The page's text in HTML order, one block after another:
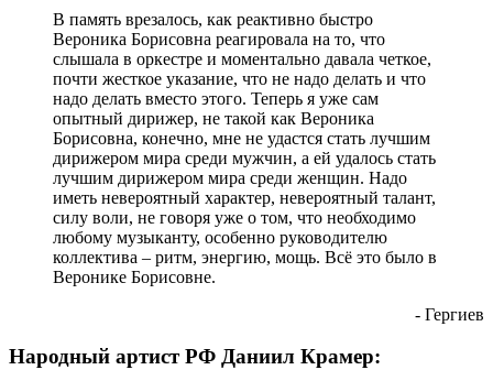
В память врезалось, как реактивно быстро
Вероника Борисовна реагировала на то, что
слышала в оркестре и моментально давала четкое,
почти жесткое указание, что не надо делать и что
надо делать вместо этого. Теперь я уже сам
опытный дирижер, не такой как Вероника
Борисовна, конечно, мне не удастся стать лучшим
дирижером мира среди мужчин, а ей удалось стать
лучшим дирижером мира среди женщин. Надо
иметь невероятный характер, невероятный талант,
силу воли, не говоря уже о том, что необходимо
любому музыканту, особенно руководителю
коллектива – ритм, энергию, мощь. Всё это было в
Веронике Борисовне.
- Гергиев
Народный артист РФ Даниил Крамер: